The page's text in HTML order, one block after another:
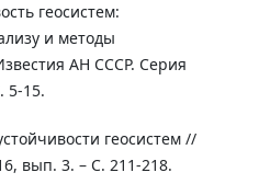
геосистем:
и методы
АН СССР. Серия
5-15.
геосистем //
вып. 3. – С. 211-218.